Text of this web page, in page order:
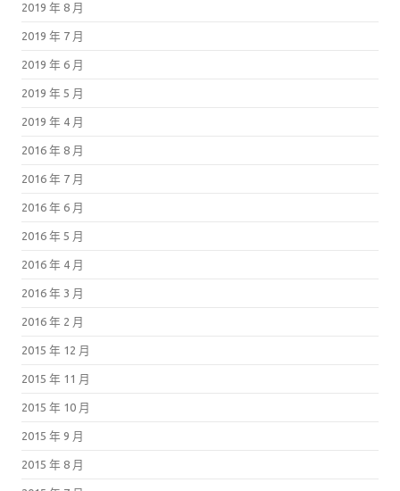
2019 年 8 月
2019 年 7 月
2019 年 6 月
2019 年 5 月
2019 年 4 月
2016 年 8 月
2016 年 7 月
2016 年 6 月
2016 年 5 月
2016 年 4 月
2016 年 3 月
2016 年 2 月
2015 年 12 月
2015 年 11 月
2015 年 10 月
2015 年 9 月
2015 年 8 月